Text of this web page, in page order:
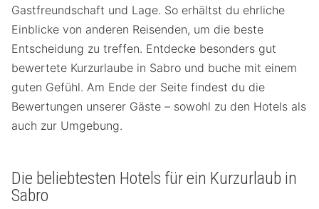
Gastfreundschaft und Lage. So erhältst du ehrliche
Einblicke von anderen Reisenden, um die beste
Entscheidung zu treffen. Entdecke besonders gut
bewertete Kurzurlaube in Sabro und buche mit einem
guten Gefühl. Am Ende der Seite findest du die
Bewertungen unserer Gäste – sowohl zu den Hotels als
auch zur Umgebung.
Die beliebtesten Hotels für ein Kurzurlaub in
Sabro